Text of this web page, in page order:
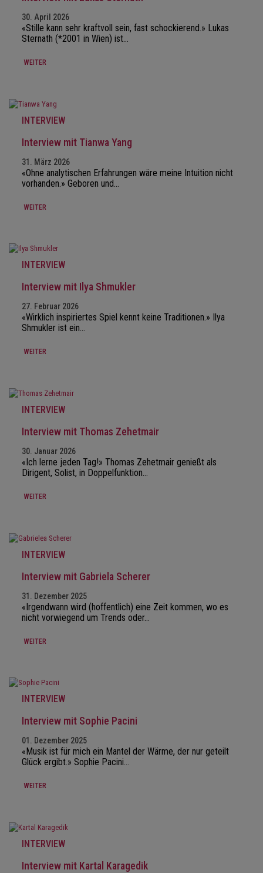
30. April 2026
«Stille kann sehr kraftvoll sein, fast schockierend.» Lukas
Sternath (*2001 in Wien) ist…
WEITER
INTERVIEW
Interview mit Tianwa Yang
31. März 2026
«Ohne analytischen Erfahrungen wäre meine Intuition nicht
vorhanden.» Geboren und…
WEITER
INTERVIEW
Interview mit Ilya Shmukler
27. Februar 2026
«Wirklich inspiriertes Spiel kennt keine Traditionen.» Ilya
Shmukler ist ein…
WEITER
INTERVIEW
Interview mit Thomas Zehetmair
30. Januar 2026
«Ich lerne jeden Tag!» Thomas Zehetmair genießt als
Dirigent, Solist, in Doppelfunktion…
WEITER
INTERVIEW
Interview mit Gabriela Scherer
31. Dezember 2025
«Irgendwann wird (hoffentlich) eine Zeit kommen, wo es
nicht vorwiegend um Trends oder…
WEITER
INTERVIEW
Interview mit Sophie Pacini
01. Dezember 2025
«Musik ist für mich ein Mantel der Wärme, der nur geteilt
Glück ergibt.» Sophie Pacini…
WEITER
INTERVIEW
Interview mit Kartal Karagedik